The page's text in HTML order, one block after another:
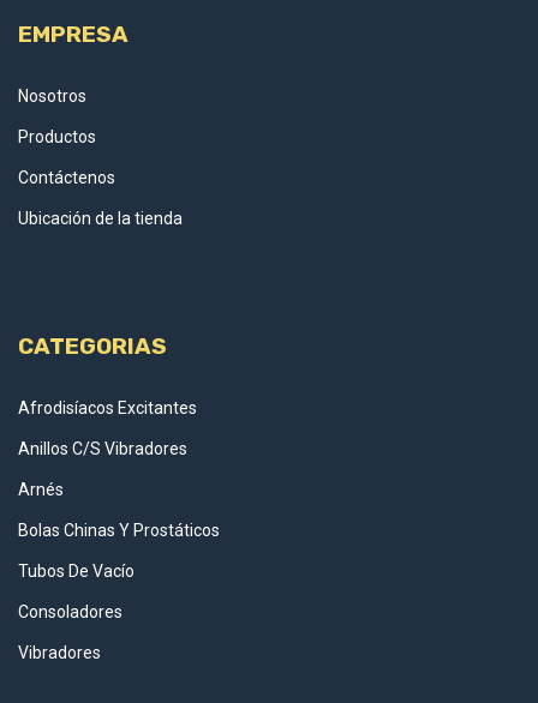
EMPRESA
Nosotros
Productos
Contáctenos
Ubicación de la tienda
CATEGORIAS
Afrodisíacos Excitantes
Anillos C/S Vibradores
Arnés
Bolas Chinas Y Prostáticos
Tubos De Vacío
Consoladores
Vibradores